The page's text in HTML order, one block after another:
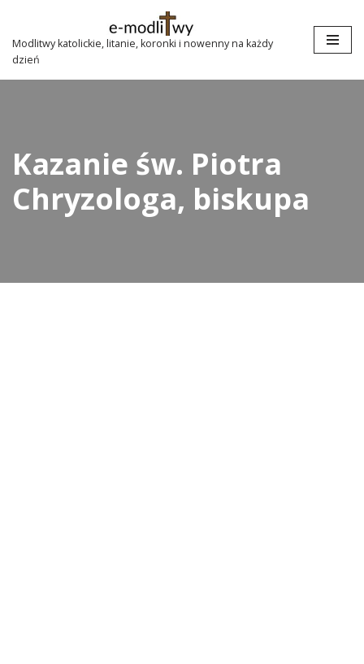
Przejdź
do
treści
Modlitwy katolickie, litanie, koronki i nowenny na każdy
dzień
Kazanie św. Piotra
Chryzologa, biskupa